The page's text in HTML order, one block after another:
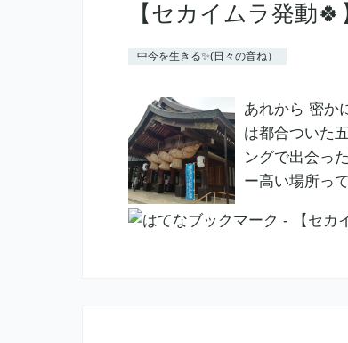
【セカイムラ発動🍀
中今を生きる✨(日々の音ね）
あれから 密か
は都合ついた
ングで出会っ
ー高い場所っ